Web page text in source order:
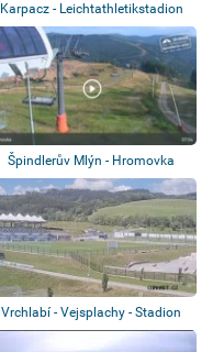
Karpacz - Leichtathletikstadion
Špindlerův Mlýn - Hromovka
Vrchlabí - Vejsplachy - Stadion